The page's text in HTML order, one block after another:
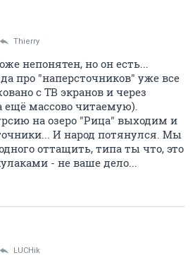
Thierry
непонятен, но он есть...
про "наперсточников" уже все
с ТВ экранов и через
ещё массово читаемую).
на озеро "Рица" выходим и
И народ потянулся. Мы
оттащить, типа ты что, это
- не ваше дело...
LUCHik